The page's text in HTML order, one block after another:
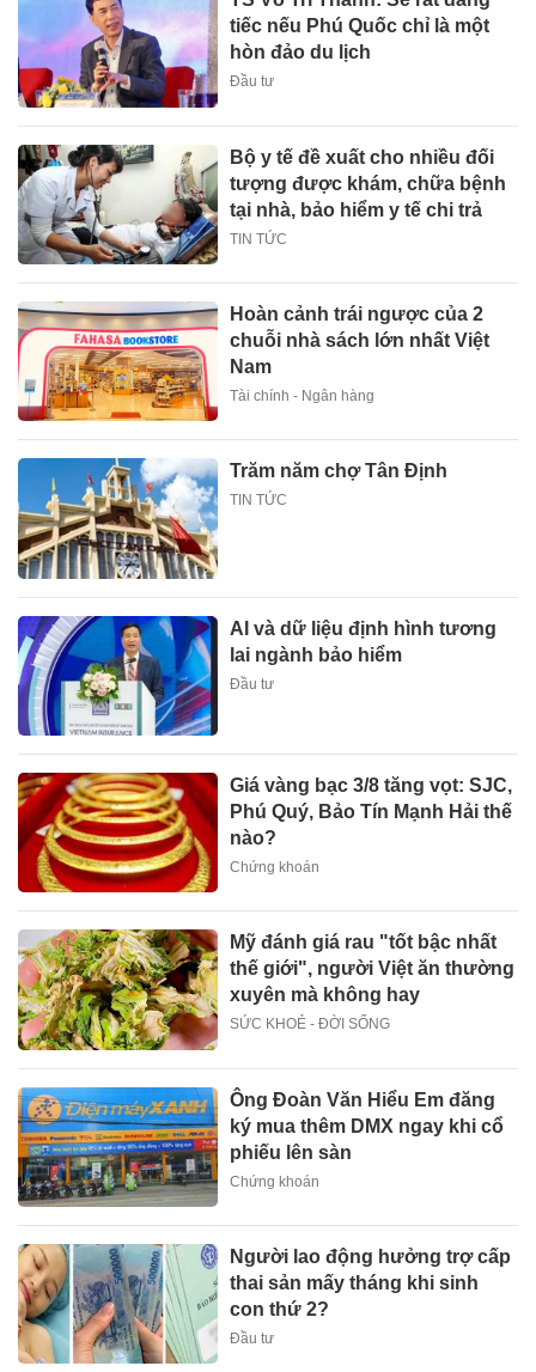
tiếc nếu Phú Quốc chỉ là một
hòn đảo du lịch
Đầu tư
Bộ y tế đề xuất cho nhiều đối
tượng được khám, chữa bệnh
tại nhà, bảo hiểm y tế chi trả
TIN TỨC
Hoàn cảnh trái ngược của 2
chuỗi nhà sách lớn nhất Việt
Nam
Tài chính - Ngân hàng
Trăm năm chợ Tân Định
TIN TỨC
AI và dữ liệu định hình tương
lai ngành bảo hiểm
Đầu tư
Giá vàng bạc 3/8 tăng vọt: SJC,
Phú Quý, Bảo Tín Mạnh Hải thế
nào?
Chứng khoán
Mỹ đánh giá rau "tốt bậc nhất
thế giới", người Việt ăn thường
xuyên mà không hay
SỨC KHOẺ - ĐỜI SỐNG
Ông Đoàn Văn Hiểu Em đăng
ký mua thêm DMX ngay khi cổ
phiếu lên sàn
Chứng khoán
Người lao động hưởng trợ cấp
thai sản mấy tháng khi sinh
con thứ 2?
Đầu tư